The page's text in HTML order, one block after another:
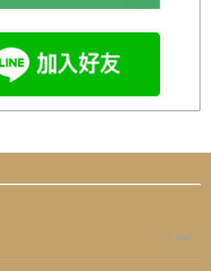
658